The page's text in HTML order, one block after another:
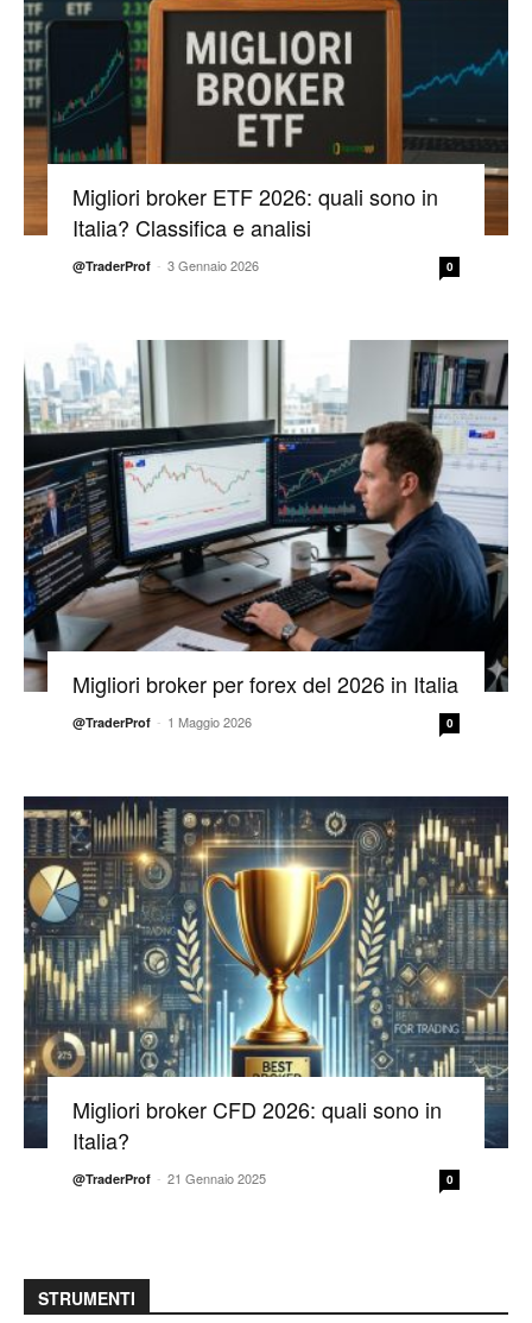
Migliori broker ETF 2026: quali sono in
Italia? Classifica e analisi
@TraderProf - 3 Gennaio 2026 0
Migliori broker per forex del 2026 in Italia
@TraderProf - 1 Maggio 2026 0
Migliori broker CFD 2026: quali sono in
Italia?
@TraderProf - 21 Gennaio 2025 0
STRUMENTI